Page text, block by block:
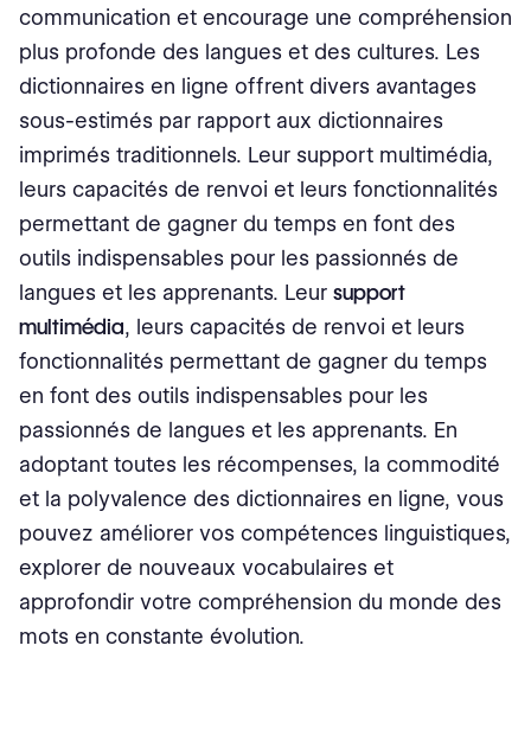
communication et encourage une compréhension
plus profonde des langues et des cultures. Les
dictionnaires en ligne offrent divers avantages
sous-estimés par rapport aux dictionnaires
imprimés traditionnels. Leur support multimédia,
leurs capacités de renvoi et leurs fonctionnalités
permettant de gagner du temps en font des
outils indispensables pour les passionnés de
langues et les apprenants. Leur support
multimédia, leurs capacités de renvoi et leurs
fonctionnalités permettant de gagner du temps
en font des outils indispensables pour les
passionnés de langues et les apprenants. En
adoptant toutes les récompenses, la commodité
et la polyvalence des dictionnaires en ligne, vous
pouvez améliorer vos compétences linguistiques,
explorer de nouveaux vocabulaires et
approfondir votre compréhension du monde des
mots en constante évolution.